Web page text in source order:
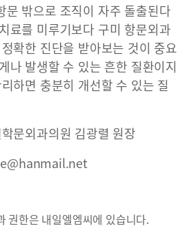
문 밖으로 조직이 자주 돌출된다
료를 미루기보다 구미 항문외과
확한 진단을 받아보는 것이 중요
나 발생할 수 있는 흔한 질환이지
하면 충분히 개선할 수 있는 질
문외과의원 김광렬 원장
권한은 내일엘엠씨에 있습니다.